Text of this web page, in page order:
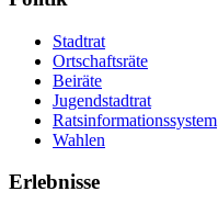
Stadtrat
Ortschaftsräte
Beiräte
Jugendstadtrat
Ratsinformationssystem
Wahlen
Erlebnisse